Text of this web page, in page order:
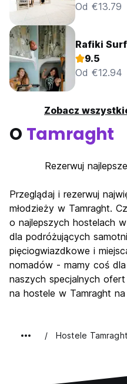
Od €13.79
Rafiki
9.5
Od €12.94
Zobacz
O Tamraght
Rezerwuj
Przeglądaj i rezerwuj
młodzieży w Tamraght.
o najlepszych hostelach
dla podróżujących
pięciogwiazdkowe i
nomadów - mamy coś
naszych specjalnych
na hostele w Tamraght
Hostele Tamraght